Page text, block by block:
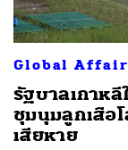
Global
รัฐบาลเกาห
ชุมนุมลูกเสือ
เสียหาย
ค้นหา